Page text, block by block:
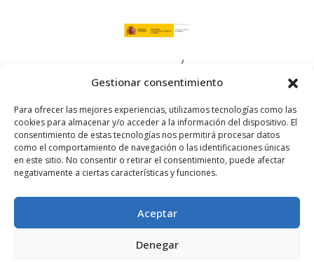
Gestionar consentimiento
Para ofrecer las mejores experiencias, utilizamos tecnologías como las
cookies para almacenar y/o acceder a la información del dispositivo. El
consentimiento de estas tecnologías nos permitirá procesar datos
como el comportamiento de navegación o las identificaciones únicas
en este sitio. No consentir o retirar el consentimiento, puede afectar
negativamente a ciertas características y funciones.
Aceptar
Denegar
Aviso legal
-
Política de cookies
-
Política de privacidad
-